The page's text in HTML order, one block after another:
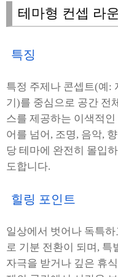
테마형 컨셉 라
특징
특정 주제나 콘셉트(예:
기)를 중심으로 공간 전
스를 제공하는 이색적
어를 넘어, 조명, 음악,
당 테마에 완전히 몰입
도합니다.
힐링 포인트
일상에서 벗어나 독특
로 기분 전환이 되며, 특
자극을 받거나 깊은 휴